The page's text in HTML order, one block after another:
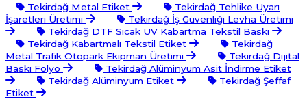
Tekirdağ Metal Etiket
Tekirdağ Tehlike Uyarı
İşaretleri Üretimi
Tekirdağ İş Güvenliği Levha Üretimi
Tekirdağ DTF Sıcak UV Kabartma Tekstil Baskı
Tekirdağ Kabartmalı Tekstil Etiket
Tekirdağ
Metal Trafik Otopark Ekipman Üretimi
Tekirdağ Dijital
Baskı Folyo
Tekirdağ Alüminyum Asit İndirme Etiket
Tekirdağ Alüminyum Etiket
Tekirdağ Şeffaf
Etiket